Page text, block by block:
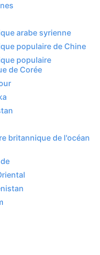
arabe syrienne
populaire de Chine
populaire
de Corée
britannique de l'océan